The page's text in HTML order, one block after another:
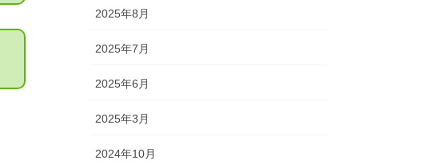
2025年8月
2025年7月
2025年6月
2025年3月
2024年10月